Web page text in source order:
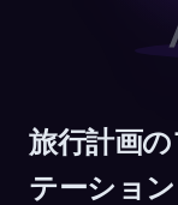
旅行計画
テーション